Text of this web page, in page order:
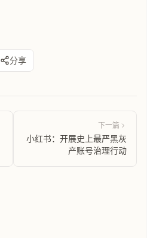
分享
下一篇
小红书：开展史上最严黑灰
产账号治理行动